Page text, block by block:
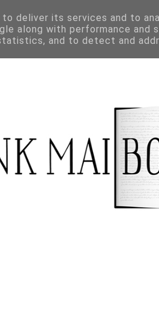
deliver its services and to
along with performance and
and to detect and